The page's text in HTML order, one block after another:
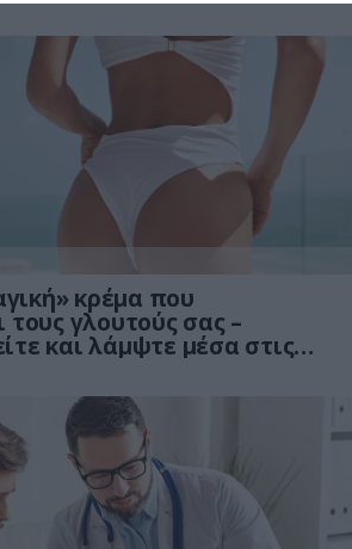
κρέμα που
γλουτούς σας –
και λάμψτε μέσα στις